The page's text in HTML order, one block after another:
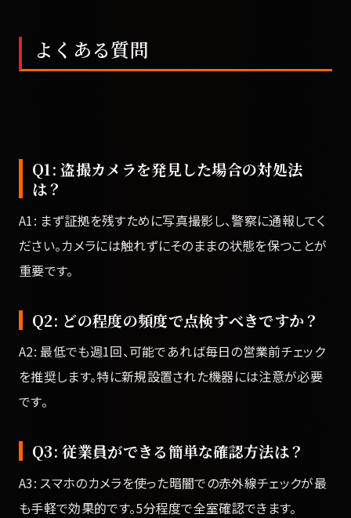
よくある質問
Q1: 盗撮カメラを発見した場合の対処法
は？
A1: まず証拠を残すために写真撮影し、警察に通報してく
ださい。カメラには触れずにそのままの状態を保つことが
重要です。
Q2: どの程度の頻度で点検すべきですか？
A2: 最低でも週1回、可能であれば毎日の営業前チェック
を推奨します。特に新規設置された機器には注意が必要
です。
Q3: 従業員ができる簡単な確認方法は？
A3: スマホのカメラを使った暗闇での赤外線チェックが最
も手軽で効果的です。5分程度で全室確認できます。